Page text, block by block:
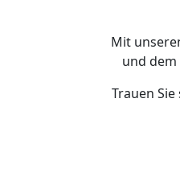
Mit
und dem
Trauen